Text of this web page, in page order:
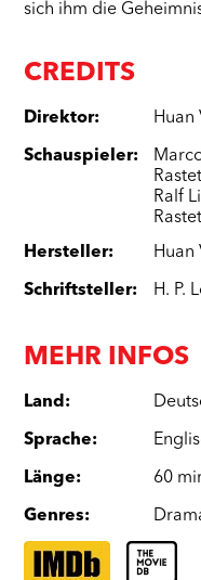
sich ihm die
CREDITS
Direktor: Huan
Schauspieler:
Ralf
Hersteller: Huan
Schriftsteller: H. P.
MEHR INFOS
Land:
Sprache:
Länge: 60
Genres: